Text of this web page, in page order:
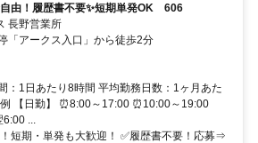
由！履歴書不要✨短期単発OK 606
長野営業所
「アークス入口」から徒歩2分
：1日あたり8時間 平均勤務日数：1ヶ月あた
【日勤】 ⏰8:00～17:00 ⏰10:00～19:00
6:00 ...
短期・単発も大歓迎！ ✅履歴書不要！応募⇒